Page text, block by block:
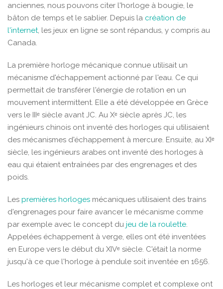
anciennes, nous pouvons citer l'horloge à bougie, le
bâton de temps et le sablier. Depuis la création de
l'internet, les jeux en ligne se sont répandus, y compris au
Canada.
La première horloge mécanique connue utilisait un
mécanisme d'échappement actionné par l'eau. Ce qui
permettait de transférer l'énergie de rotation en un
mouvement intermittent. Elle a été développée en Grèce
vers le IIIᵉ siècle avant JC. Au Xᵉ siècle après JC, les
ingénieurs chinois ont inventé des horloges qui utilisaient
des mécanismes d'échappement à mercure. Ensuite, au XIᵉ
siècle, les ingénieurs arabes ont inventé des horloges à
eau qui étaient entraînées par des engrenages et des
poids.
Les premières horloges mécaniques utilisaient des trains
d'engrenages pour faire avancer le mécanisme comme
par exemple avec le concept du jeu de la roulette.
Appelées échappement à verge, elles ont été inventées
en Europe vers le début du XIVᵉ siècle. C'était la norme
jusqu'à ce que l'horloge à pendule soit inventée en 1656.
Les horloges et leur mécanisme complet et complexe ont